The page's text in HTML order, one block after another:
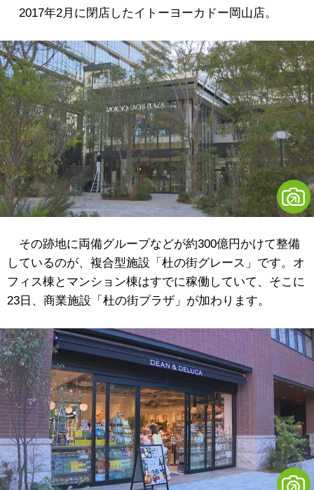
2017年2月に閉店したイトーヨーカドー岡山店。
その跡地に両備グループなどが約300億円かけて整備
しているのが、複合型施設「杜の街グレース」です。オ
フィス棟とマンション棟はすでに稼働していて、そこに
23日、商業施設「杜の街プラザ」が加わります。